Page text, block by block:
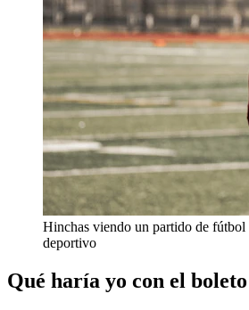
Hinchas viendo un partido de fútbol
deportivo
Qué haría yo con el